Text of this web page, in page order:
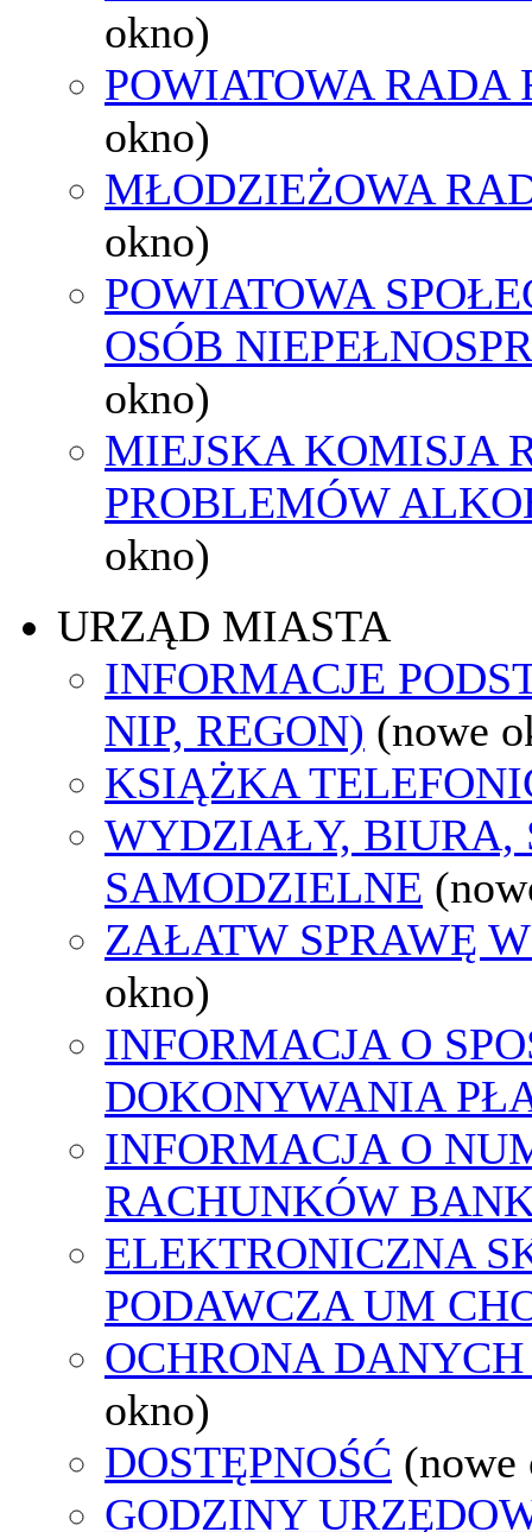
okno)
POWIATOWA RADA
okno)
MŁODZIEŻOWA
okno)
POWIATOWA
OSÓB
okno)
MIEJSKA KOMISJA
PROBLEMÓW
okno)
URZĄD MIASTA
INFORMACJE
NIP, REGON) (nowe
KSIĄŻKA
WYDZIAŁY, BIURA,
SAMODZIELNE
ZAŁATW SPRAWĘ
okno)
INFORMACJA O
DOKONYWANIA
INFORMACJA O
RACHUNKÓW
ELEKTRONICZNA
PODAWCZA UM
OCHRONA
okno)
DOSTĘPNOŚĆ (nowe
GODZINY